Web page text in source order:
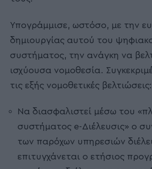
Υπογράμμισε, ωστόσο, με την
δημιουργίας αυτού του
συστήματος, την ανάγκη να
ισχύουσα νομοθεσία.
τις εξής νομοθετικές βελτιώσεις:
Να διασφαλιστεί μέσω του
συστήματος e-Διέλευσις» ο
των παρόχων υπηρεσιών
επιτυγχάνεται ο ετήσιος